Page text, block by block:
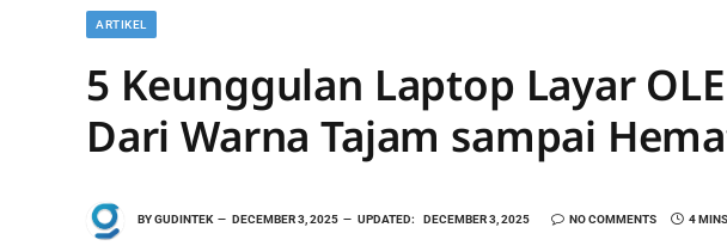
ARTIKEL
5 Keunggulan Laptop Layar
Dari Warna Tajam sampai
BYGUDINTEK DECEMBER 3, 2025 UPDATED: DECEMBER 3, 2025 NO COMMENTS 4